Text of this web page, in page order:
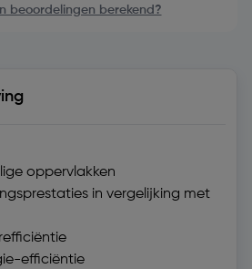
beoordelingen berekend?
oppervlakken
in vergelijking met
efficiëntie